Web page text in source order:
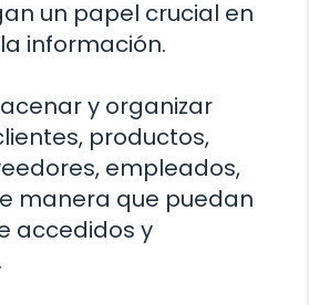
un papel crucial en
información.
y organizar
productos,
empleados,
manera que puedan
accedidos y